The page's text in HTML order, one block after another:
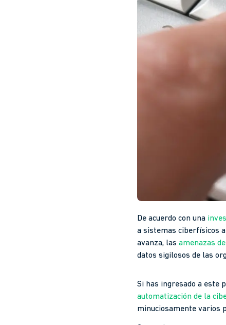
De acuerdo con una
a sistemas ciberfísicos
avanza, las amenazas
datos sigilosos de las
Si has ingresado a este
automatización de la
minuciosamente varios